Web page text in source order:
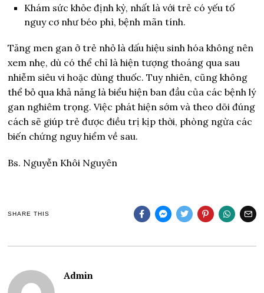
Khám sức khỏe định kỳ, nhất là với trẻ có yếu tố
nguy cơ như béo phì, bệnh mãn tính.
Tăng men gan ở trẻ nhỏ là dấu hiệu sinh hóa không nên
xem nhẹ, dù có thể chỉ là hiện tượng thoáng qua sau
nhiễm siêu vi hoặc dùng thuốc. Tuy nhiên, cũng không
thể bỏ qua khả năng là biểu hiện ban đầu của các bệnh lý
gan nghiêm trọng. Việc phát hiện sớm và theo dõi đúng
cách sẽ giúp trẻ được điều trị kịp thời, phòng ngừa các
biến chứng nguy hiểm về sau.
Bs. Nguyễn Khôi Nguyên
SHARE THIS
Admin